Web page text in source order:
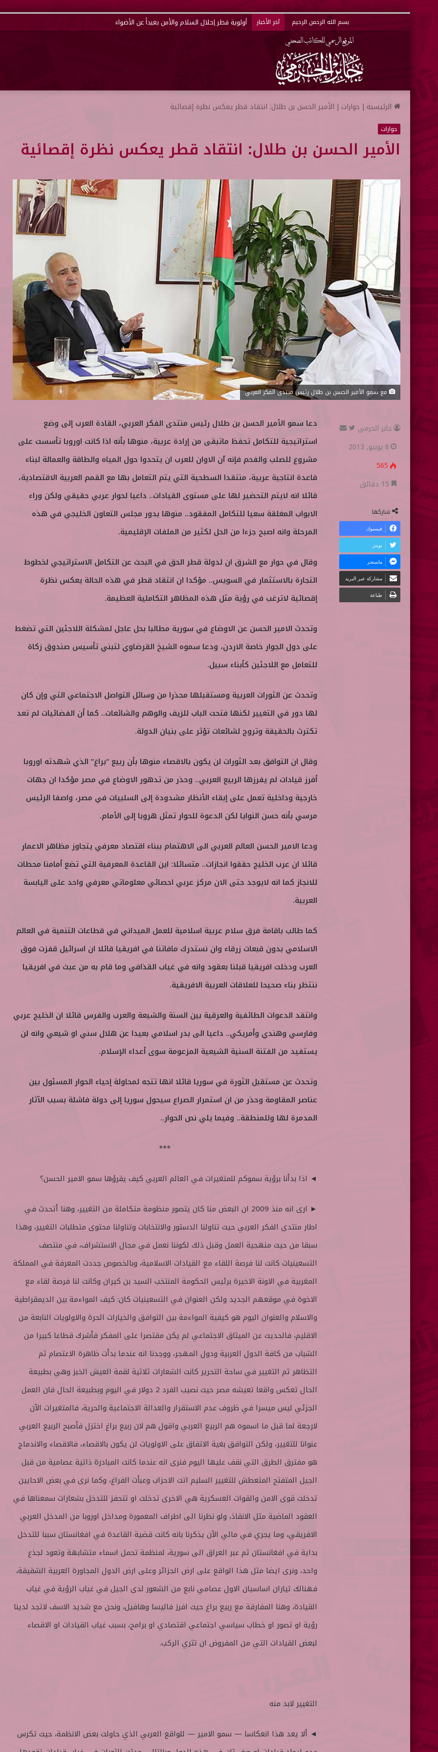
بسم الله الرحمن الرحيم آخر الأخبار أولوية قطر إحلال السلام والأمن بعيداً عن الأضواء
الرئيسية | حوارات | الأمير الحسن بن طلال: انتقاد قطر يعكس نظرة إقصائية
حوارات
الأمير الحسن بن طلال: انتقاد قطر يعكس نظرة إقصائية
مع سمو الأمير الحسن بن طلال رئيس منتدى الفكر العربي
دعا سمو الأمير الحسن بن طلال رئيس منتدى الفكر العربي، القادة العرب إلى وضع
استراتيجية للتكامل تحفظ ماتبقى من إرادة عربية، منوها بأنه اذا كانت اوروبا تأسست على
مشروع للصلب والفحم فإنه آن الاوان للعرب ان يتحدوا حول المياه والطاقة والعمالة لبناء
قاعدة انتاجية عربية، منتقدا السطحية التي يتم التعامل بها مع القمم العربية الاقتصادية،
قائلا انه لايتم التحضير لها على مستوى القيادات.. داعيا لحوار عربي حقيقي ولكن وراء
الابواب المغلقة سعيا للتكامل المفقود.. منوها بدور مجلس التعاون الخليجي في هذه
المرحلة وانه اصبح جزءا من الحل لكثير من الملفات الإقليمية.
وقال في حوار مع الشرق ان لدولة قطر الحق في البحث عن التكامل الاستراتيجي لخطوط
التجارة بالاستثمار في السويس.. مؤكدا ان انتقاد قطر في هذه الحالة يعكس نظرة
إقصائية لاترغب في رؤية مثل هذه المظاهر التكاملية العظيمة.
وتحدث الامير الحسن عن الاوضاع في سورية مطالبا بحل عاجل لمشكلة اللاجئين التي تضغط
على دول الجوار خاصة الاردن، ودعا سموه الشيخ القرضاوي لتبني تأسيس صندوق زكاة
للتعامل مع اللاجئين كأبناء سبيل.
وتحدث عن الثورات العربية ومستقبلها محذرا من وسائل التواصل الاجتماعي التي وإن كان
لها دور في التغيير لكنها فتحت الباب للزيف والوهم والشائعات.. كما أن الفضائيات لم تعد
تكترث بالحقيقة وتروج لشائعات تؤثر على بنيان الدولة.
وقال ان التوافق بعد الثورات لن يكون بالاقصاء منوها بأن ربيع “براغ” الذي شهدته اوروبا
أفرز قيادات لم يفرزها الربيع العربي.. وحذر من تدهور الاوضاع في مصر مؤكدا ان جهات
خارجية وداخلية تعمل على إبقاء الأنظار مشدودة إلى السلبيات في مصر، واصفا الرئيس
مرسي بأنه حسن النوايا لكن الدعوة للحوار تمثل هروبا إلى الأمام.
ودعا الامير الحسن العالم العربي الى الاهتمام ببناء اقتصاد معرفي يتجاوز مظاهر الاعمار
قائلا ان عرب الخليج حققوا انجازات.. متسائلا: اين القاعدة المعرفية التي تضع أمامنا محطات
للانجاز كما انه لايوجد حتى الان مركز عربي احصائي معلوماتي معرفي واحد على اليابسة
العربية.
كما طالب باقامة فرق سلام عربية اسلامية للعمل الميداني في قطاعات التنمية في العالم
الاسلامي بدون قبعات زرقاء وان نستدرك مافاتنا في افريقيا قائلا ان اسرائيل قفزت فوق
العرب ودخلت افريقيا قبلنا بعقود وانه في غياب القذافي وما قام به من عبث في افريقيا
ننتظر بناء صحيحا للعلاقات العربية الافريقية.
وانتقد الدعوات الطائفية والعرقية بين السنة والشيعة والعرب والفرس قائلا ان الخليج عربي
وفارسي وهندي وأمريكي.. داعيا الى بدر اسلامي بعيدا عن هلال سني او شيعي وانه لن
يستفيد من الفتنة السنية الشيعية المزعومة سوى أعداء الإسلام.
وتحدث عن مستقبل الثورة في سوريا قائلا انها تتجه لمحاولة إحياء الحوار المسئول بين
عناصر المقاومة وحذر من ان استمرار الصراع سيحول سوريا إلى دولة فاشلة بسبب الآثار
المدمرة لها وللمنطقة.. وفيما يلي نص الحوار..
***
◄ اذا بدأنا برؤية سموكم للمتغيرات في العالم العربي كيف يقرؤها سمو الامير الحسن؟
► ارى انه منذ 2009 ان البعض منا كان يتصور منظومة متكاملة من التغيير، وهنا أتحدث في
اطار منتدى الفكر العربي حيث تناولنا الدستور والانتخابات وتناولنا محتوى متطلبات التغيير، وهذا
سبقا من حيث منهجية العمل وقبل ذلك لكوننا نعمل في مجال الاستشراف، في منتصف
التسعينيات كانت لنا فرصة اللقاء مع القيادات الاسلامية، وبالخصوص جددت المعرفة في المملكة
المغربية في الاونة الاخيرة برئيس الحكومة المنتخب السيد بن كيران وكانت لنا فرصة لقاء مع
الاخوة في موقعهم الجديد ولكن العنوان في التسعينيات كان: كيف المواءمة بين الديمقراطية
والاسلام والعنوان اليوم هو كيفية المواءمة بين التوافق والخيارات الحرة والاولويات النابعة من
الاقليم، فالحديث عن الميثاق الاجتماعي لم يكن مقتصرا على المفكر فأشرك قطاعا كبيرا من
الشباب من كافة الدول العربية ودول المهجر، ووجدنا انه عندما بدأت ظاهرة الاعتصام ثم
التظاهر ثم التغيير في ساحة التحرير كانت الشعارات ثلاثية لقمة العيش الخبز وهي بطبيعة
الحال تعكس واقعا تعيشه مصر حيث نصيب الفرد 2 دولار في اليوم وبطبيعة الحال فان العمل
الجزئي ليس ميسرا في ظروف عدم الاستقرار والعدالة الاجتماعية والحرية، فالمتغيرات الآن
لارجعة لما قبل ما اسموه هم الربيع العربي واقول هم لان ربيع براغ اختزل فأصبح الربيع العربي
عنوانا للتغيير، ولكن التوافق بغية الاتفاق على الاولويات لن يكون بالاقصاء، فالاقصاء والاندماج
هو مفترق الطرق التي نقف عليها اليوم فنرى انه عندما كانت المبادرة ذاتية عصامية من قبل
الجيل المتفتح المتعطش للتغيير السليم اتت الاحزاب وعبأت الفراغ، وكما نرى في بعض الاحايين
تدخلت قوى الامن والقوات العسكرية هي الاخرى تدخلت او تتحفز للتدخل بشعارات سمعناها في
العقود الماضية مثل الانقاذ، ولو نظرنا الى اطراف المعمورة ومداخل اوروبا من المدخل العربي
الافريقي، وما يجري في مالي الآن يذكرنا بانه كانت قضية القاعدة في افغانستان سببا للتدخل
بداية في افغانستان ثم عبر العراق الى سورية، لمنظمة تحمل اسماء متشابهة وتعود لجذع
واحد، ونرى ايضا مثل هذا الواقع على ارض الجزائر وعلى ارض الدول المجاورة العربية الشقيقة،
فهنالك تياران اساسيان الاول عصامي نابع من الشعور لدى الجيل في غياب الرؤية في غياب
القيادة، وهنا المفارقة مع ربيع براغ حيث افرز فاليسا وهافيل، ونحن مع شديد الاسف لاتجد لدينا
رؤية او تصور او خطاب سياسي اجتماعي اقتصادي او برامج، بسبب غياب القيادات او الاقصاء
لبعض القيادات التي من المفروض ان تثري الركب.
التغيير لابد منه
◄ ألا يعد هذا انعكاسا — سمو الامير — للواقع العربي الذي حاولت بعض الانظمة، حيث تكرس
جابر الحرمي
ت
ت
و
ي
ر
د
ا
إ
ل
ر
6 يونيو, 2013
565
شاركها
فيسبوك
تويتر
ماسنجر
مشاركة عبر البريد
طباعة